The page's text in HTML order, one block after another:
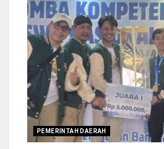
PEMERINTAH DAERAH